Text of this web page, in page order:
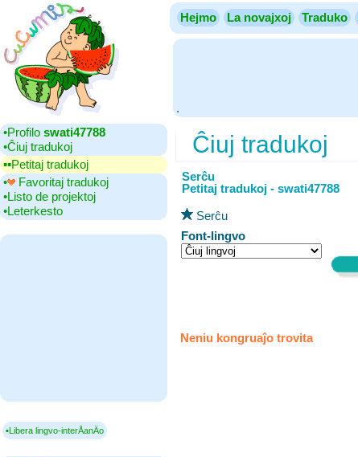
Hejmo La novajxoj Traduko
.
•‎Profilo swati47788
•‎Ĉiuj tradukoj
▪▪‎Petitaj tradukoj
•‎
Favoritaj tradukoj
•‎Listo de projektoj
•‎Leterkesto
▪Libera lingvo-interÅanÄo
Ĉiuj tradukoj
Serĉu
Petitaj tradukoj - swati47788
Serĉu
Font-lingvo
Neniu kongruaĵo trovita